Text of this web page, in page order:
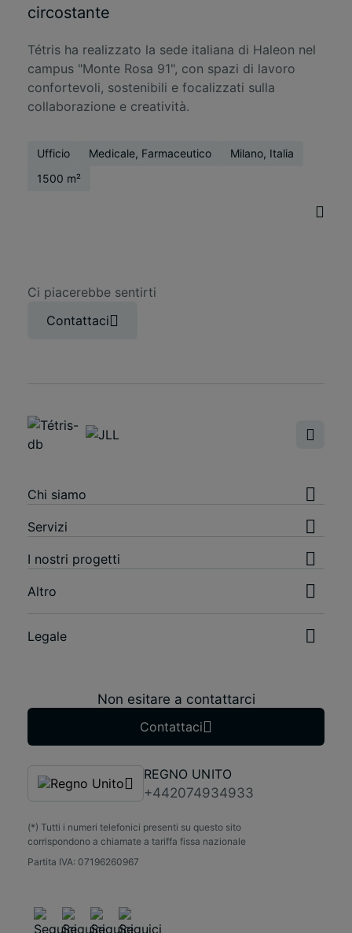
circostante
Tétris ha realizzato la sede italiana di Haleon nel
campus "Monte Rosa 91", con spazi di lavoro
confortevoli, sostenibili e focalizzati sulla
collaborazione e creatività.
Ufficio Medicale, Farmaceutico
Milano, Italia
1500 m²
Ci piacerebbe sentirti
Contattaci
Chi siamo
Servizi
I nostri progetti
Altro
Legale
Non esitare a contattarci
Contattaci
REGNO UNITO
+442074934933
(*) Tutti i numeri telefonici presenti su questo sito
corrispondono a chiamate a tariffa fissa nazionale
Partita IVA: 07196260967